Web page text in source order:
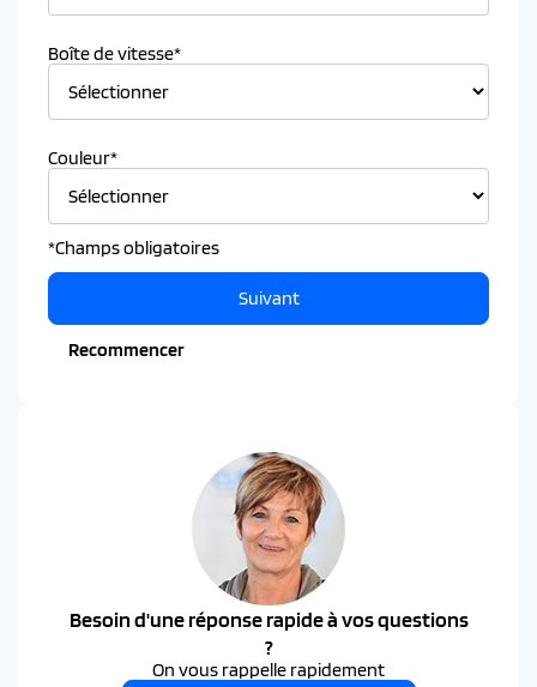
Boîte de vitesse*
Couleur*
*Champs obligatoires
Recommencer
Suivant
Besoin d'une réponse rapide à vos questions
?
On vous rappelle rapidement